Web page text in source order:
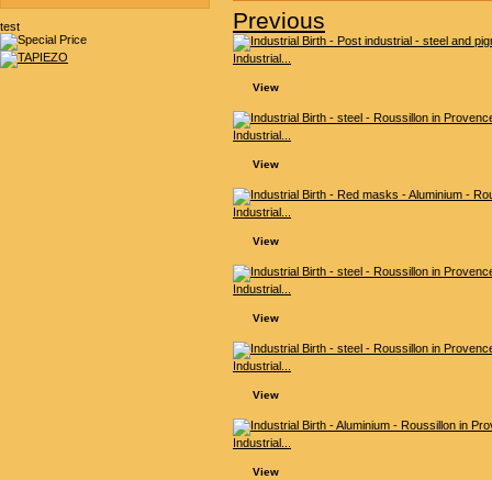
test Previous
Industrial...
View
Industrial...
View
Industrial...
View
Industrial...
View
Industrial...
View
Industrial...
View